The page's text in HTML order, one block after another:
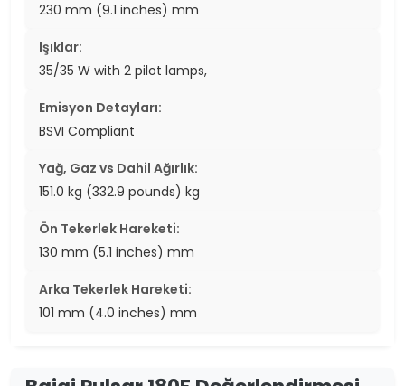
230 mm (9.1 inches) mm
Işıklar:
35/35 W with 2 pilot lamps,
Emisyon Detayları:
BSVI Compliant
Yağ, Gaz vs Dahil Ağırlık:
151.0 kg (332.9 pounds) kg
Ön Tekerlek Hareketi:
130 mm (5.1 inches) mm
Arka Tekerlek Hareketi:
101 mm (4.0 inches) mm